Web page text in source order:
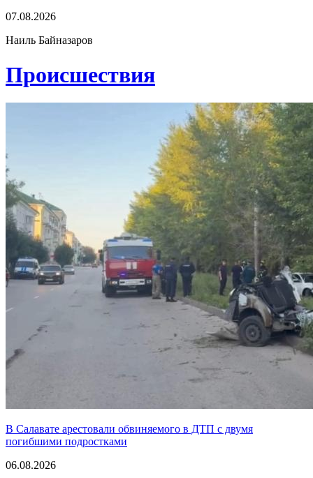
07.08.2026
Наиль Байназаров
Проиcшествия
В Салавате арестовали обвиняемого в ДТП с двумя
погибшими подростками
06.08.2026